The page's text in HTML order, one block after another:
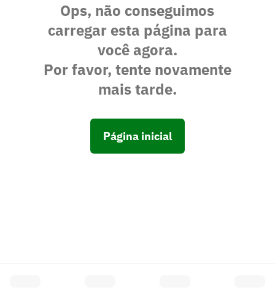
Ops, não conseguimos
carregar esta página para
você agora.
Por favor, tente novamente
mais tarde.
Página inicial